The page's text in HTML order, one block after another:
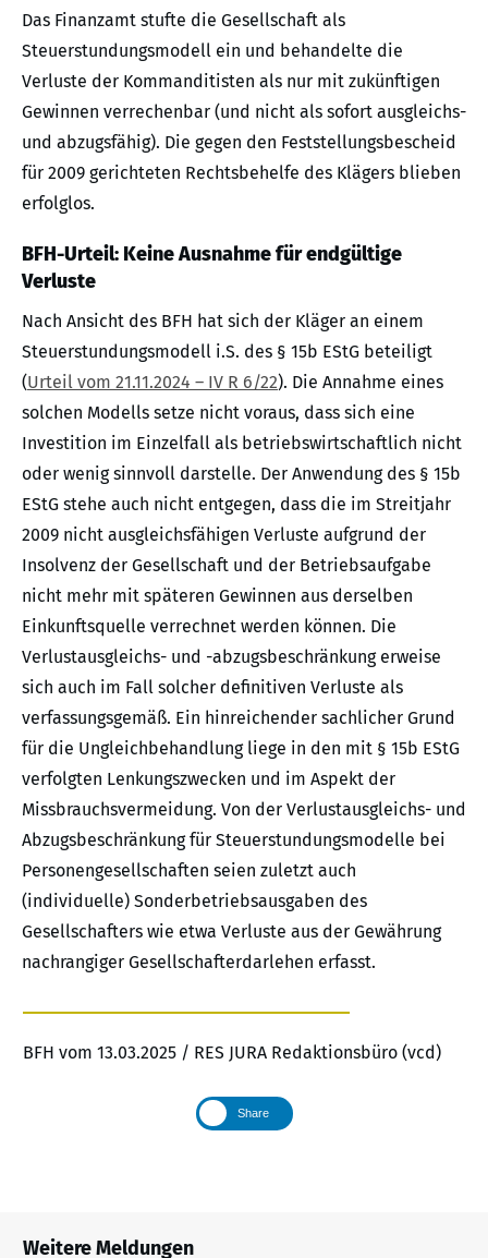
Das Finanzamt stufte die Gesellschaft als
Steuerstundungsmodell ein und behandelte die
Verluste der Kommanditisten als nur mit zukünftigen
Gewinnen verrechenbar (und nicht als sofort ausgleichs-
und abzugsfähig). Die gegen den Feststellungsbescheid
für 2009 gerichteten Rechtsbehelfe des Klägers blieben
erfolglos.
BFH-Urteil: Keine Ausnahme für endgültige
Verluste
Nach Ansicht des BFH hat sich der Kläger an einem
Steuerstundungsmodell i.S. des § 15b EStG beteiligt
(Urteil vom 21.11.2024 – IV R 6/22). Die Annahme eines
solchen Modells setze nicht voraus, dass sich eine
Investition im Einzelfall als betriebswirtschaftlich nicht
oder wenig sinnvoll darstelle. Der Anwendung des § 15b
EStG stehe auch nicht entgegen, dass die im Streitjahr
2009 nicht ausgleichsfähigen Verluste aufgrund der
Insolvenz der Gesellschaft und der Betriebsaufgabe
nicht mehr mit späteren Gewinnen aus derselben
Einkunftsquelle verrechnet werden können. Die
Verlustausgleichs- und -abzugsbeschränkung erweise
sich auch im Fall solcher definitiven Verluste als
verfassungsgemäß. Ein hinreichender sachlicher Grund
für die Ungleichbehandlung liege in den mit § 15b EStG
verfolgten Lenkungszwecken und im Aspekt der
Missbrauchsvermeidung. Von der Verlustausgleichs- und
Abzugsbeschränkung für Steuerstundungsmodelle bei
Personengesellschaften seien zuletzt auch
(individuelle) Sonderbetriebsausgaben des
Gesellschafters wie etwa Verluste aus der Gewährung
nachrangiger Gesellschafterdarlehen erfasst.
BFH vom 13.03.2025 / RES JURA Redaktionsbüro (vcd)
Share
Weitere Meldungen